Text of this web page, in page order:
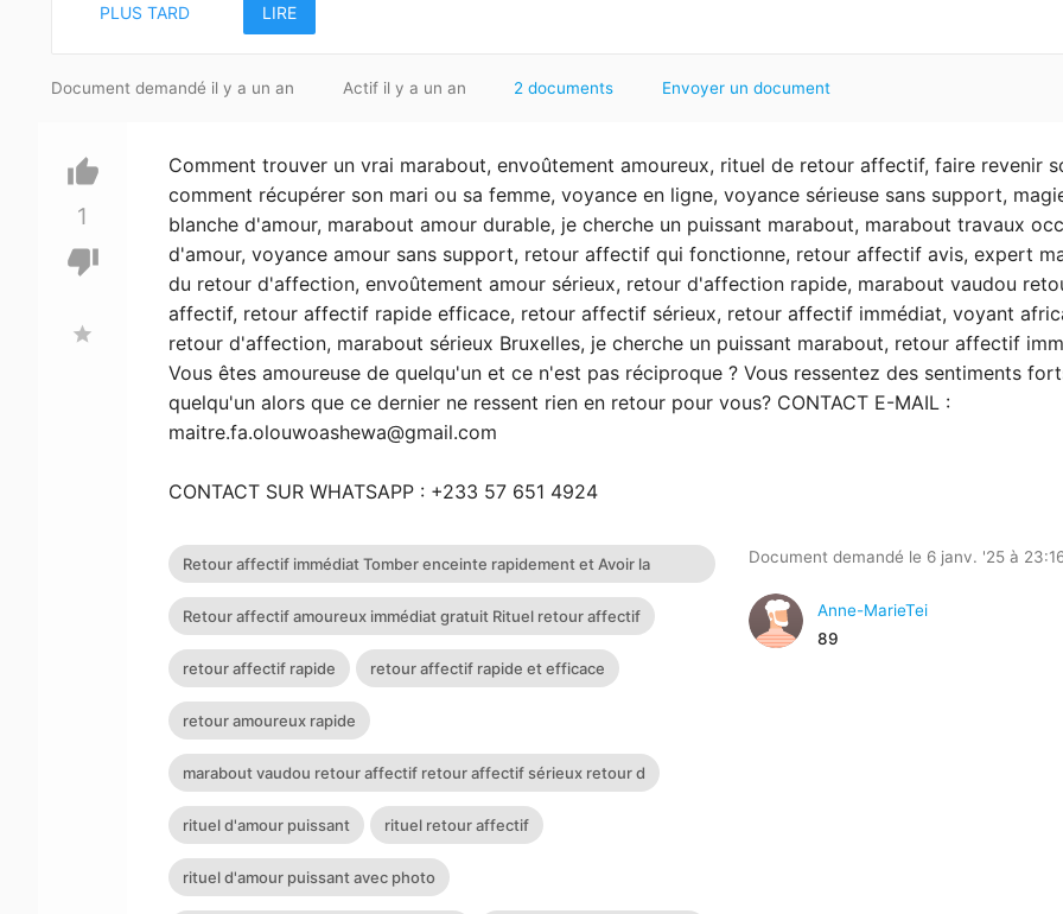
PLUS TARD LIRE
Document demandé il y a un an Actif il y a un an 2 documents Envoyer un document
thumb_up
1
thumb_down
star
Comment trouver un vrai marabout, envoûtement amoureux, rituel de retour affectif, faire revenir
comment récupérer son mari ou sa femme, voyance en ligne, voyance sérieuse sans support,
blanche d'amour, marabout amour durable, je cherche un puissant marabout, marabout travaux
d'amour, voyance amour sans support, retour affectif qui fonctionne, retour affectif avis, expert
du retour d'affection, envoûtement amour sérieux, retour d'affection rapide, marabout vaudou
affectif, retour affectif rapide efficace, retour affectif sérieux, retour affectif immédiat, voyant
retour d'affection, marabout sérieux Bruxelles, je cherche un puissant marabout, retour affectif
Vous êtes amoureuse de quelqu'un et ce n'est pas réciproque ? Vous ressentez des sentiments
quelqu'un alors que ce dernier ne ressent rien en retour pour vous? CONTACT E-MAIL :
maitre.fa.olouwoashewa@gmail.com
CONTACT SUR WHATSAPP : +233 57 651 4924
Retour affectif immédiat Tomber enceinte rapidement et Avoir la
chance rapide Comment trouver un vrai marabout voyant africain du
retour d'affection faire revenir son ex Retour affectif de son ex E-MAIL
:maitre.fa.olouwoashewa@gmail.comCONTACT SUR WHATSAPP :
+233 57 651 4924
Retour affectif amoureux immédiat gratuit Rituel retour affectif
retour affectif rapide retour affectif rapide et efficace
retour amoureux rapide
marabout vaudou retour affectif retour affectif sérieux retour d
rituel d'amour puissant rituel retour affectif
rituel d'amour puissant avec photo
Document demandé le 6 janv. '25 à
Anne-MarieTei
89